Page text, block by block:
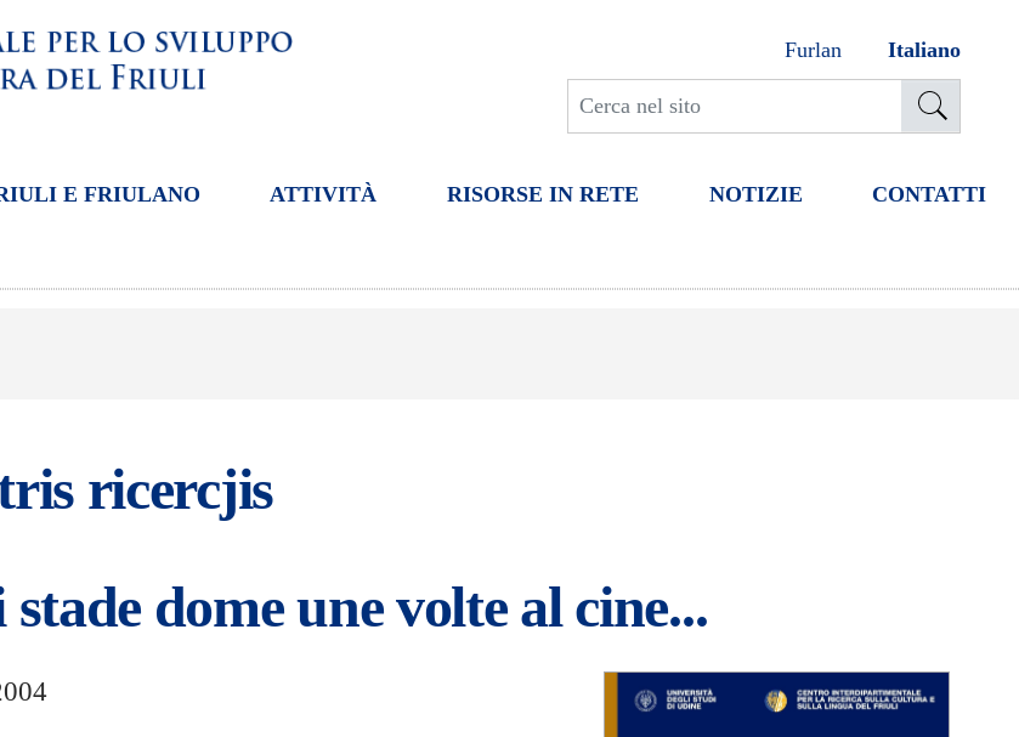
Furlan Italiano
E FRIULANO ATTIVITÀ RISORSE IN RETE NOTIZIE CONTATTI
ricercjis
stade dome une volte al cine...